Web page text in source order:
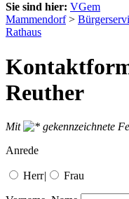
Sie sind hier: VGem
Mammendorf>
Rathaus
Reuther
Mit
gekennzeichnete
Anrede
Herr| Frau